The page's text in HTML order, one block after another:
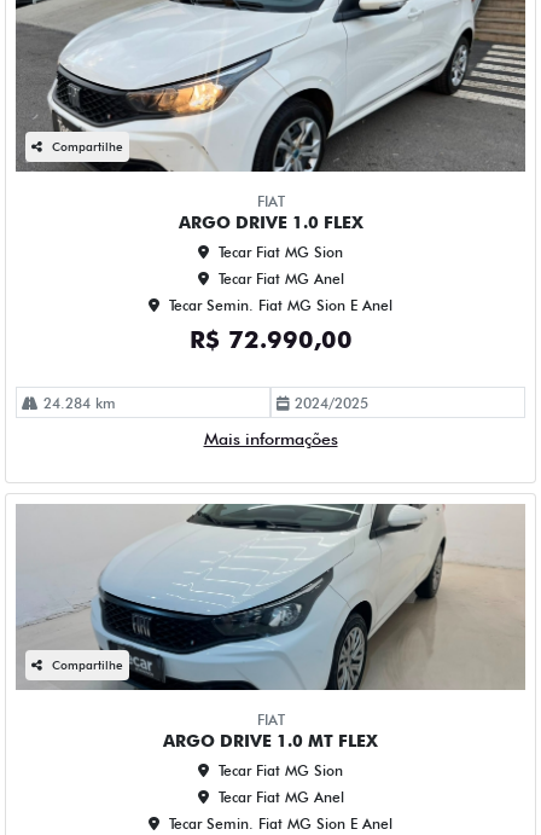
Compartilhe
FIAT
ARGO DRIVE 1.0 FLEX
Tecar Fiat MG Sion
Tecar Fiat MG Anel
Tecar Semin. Fiat MG Sion E Anel
R$ 72.990,00
24.284 km 2024/2025
Mais informações
Compartilhe
FIAT
ARGO DRIVE 1.0 MT FLEX
Tecar Fiat MG Sion
Tecar Fiat MG Anel
Tecar Semin. Fiat MG Sion E Anel